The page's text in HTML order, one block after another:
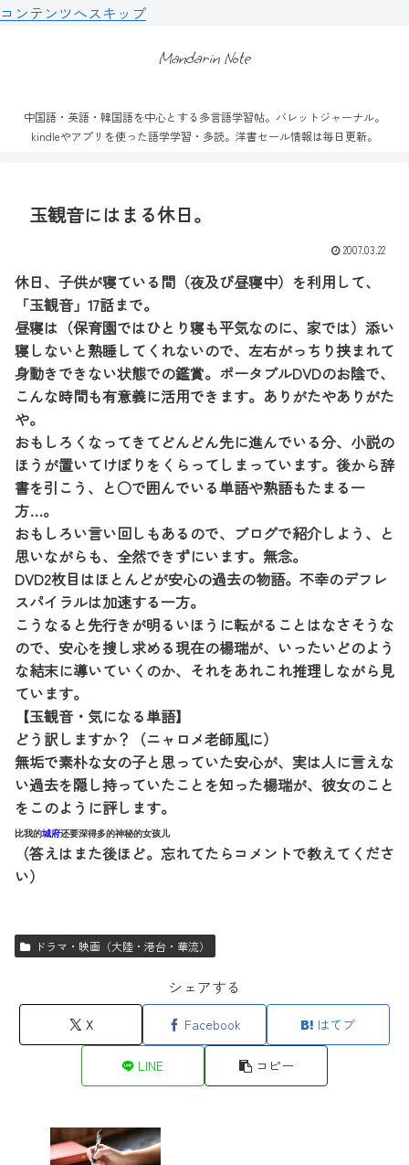
コンテンツへスキップ
Mandarin Note
中国語・英語・韓国語を中心とする多言語学習帖。バレットジャーナル。
kindleやアプリを使った語学学習・多読。洋書セール情報は毎日更新。
玉観音にはまる休日。
2007.03.22
休日、子供が寝ている間（夜及び昼寝中）を利用して、
「玉観音」17話まで。
昼寝は（保育園ではひとり寝も平気なのに、家では）添い
寝しないと熟睡してくれないので、左右がっちり挟まれて
身動きできない状態での鑑賞。ポータブルDVDのお陰で、
こんな時間も有意義に活用できます。ありがたやありがた
や。
おもしろくなってきてどんどん先に進んでいる分、小説の
ほうが置いてけぼりをくらってしまっています。後から辞
書を引こう、と○で囲んでいる単語や熟語もたまる一
方…。
おもしろい言い回しもあるので、ブログで紹介しよう、と
思いながらも、全然できずにいます。無念。
DVD2枚目はほとんどが安心の過去の物語。不幸のデフレ
スパイラルは加速する一方。
こうなると先行きが明るいほうに転がることはなさそうな
ので、安心を捜し求める現在の楊瑞が、いったいどのよう
な結末に導いていくのか、それをあれこれ推理しながら見
ています。
【玉観音・気になる単語】
どう訳しますか？（ニャロメ老師風に）
無垢で素朴な女の子と思っていた安心が、実は人に言えな
い過去を隠し持っていたことを知った楊瑞が、彼女のこと
をこのように評します。
比我的城府还要深得多的神秘的女孩儿
（答えはまた後ほど。忘れてたらコメントで教えてくださ
い）
ドラマ・映画（大陸・港台・華流）
シェアする
X Facebook はてブ
LINE コピー